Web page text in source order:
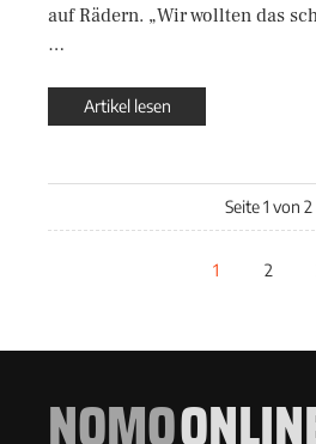
auf Rädern. „Wir wollten das
…
Artikel lesen
Seite 1 von 2
1 2